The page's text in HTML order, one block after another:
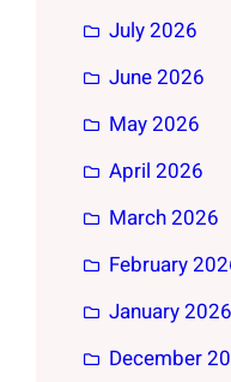
July 2026
June 2026
May 2026
April 2026
March 2026
February
January 2026
December